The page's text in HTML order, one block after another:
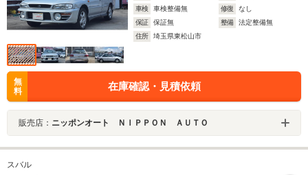
車検
車検整備無 修復
なし
保証
保証無 整備
法定整備無
住所
埼玉県東松山市
無
料
在庫確認・見積依頼
販売店： ニッポンオート ＮＩＰＰＯＮ ＡＵＴＯ
スバル